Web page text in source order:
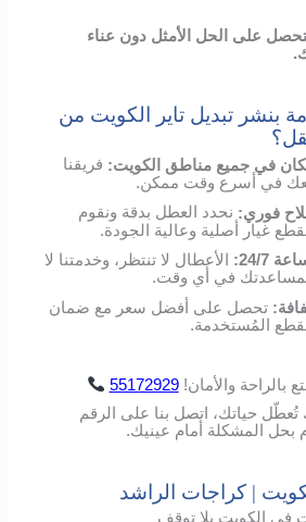
على الحل الأمثل دون عناء
بنشر تبديل تاير الكويت من
في جميع مناطق الكويت: فريقنا
في أسرع وقت ممكن.
فوري: نحدد العطل بدقة ونقوم
غيار أصلية وعالية الجودة.
24/7: الأعطال لا تنتظر، وخدمتنا لا
في أي وقت.
: تحصل على أفضل سعر مع ضمان
المُستخدمة.
بالراحة والأمان!
55172929
تُعطّل حياتك، اتصل بنا على الرقم
بحل المشكلة أمام عينيك.
| كراجات الراشد
الكويت بلا توقف